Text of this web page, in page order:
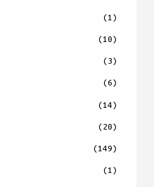
(1)
(10)
(3)
(6)
(14)
(20)
(149)
(1)